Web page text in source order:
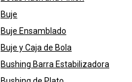
Buje
Buje Ensamblado
Buje y Caja de Bola
Bushing Barra Estabilizadora